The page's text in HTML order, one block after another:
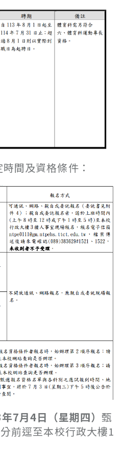
間及資格條件：
7月4日（星期四） 甄
前逕至本校行政大樓1